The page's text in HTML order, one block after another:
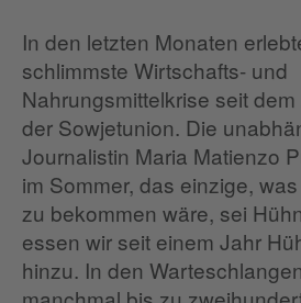
In den letzten Monaten
schlimmste Wirtschafts- und
Nahrungsmittelkrise seit
der Sowjetunion. Die
Journalistin Maria Matienzo
im Sommer, das einzige,
zu bekommen wäre, sei
essen wir seit einem Jahr
hinzu. In den